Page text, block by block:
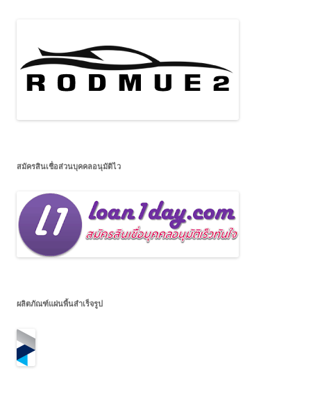
สมัครสินเชื่อส่วนบุคคลอนุมัติไว
ผลิตภัณฑ์แผ่นพื้นสำเร็จรูป